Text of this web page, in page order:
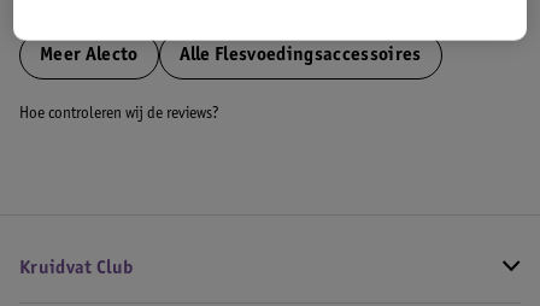
Meer Alecto Alle Flesvoedingsaccessoires
Hoe controleren wij de reviews?
Kruidvat Club